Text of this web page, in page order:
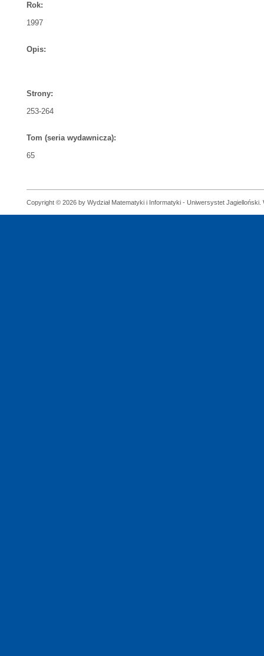
Rok:
1997
Opis:
Strony:
253-264
Tom (seria wydawnicza):
65
Copyright © 2026 by Wydział Matematyki i Informatyki - Uniwersystet